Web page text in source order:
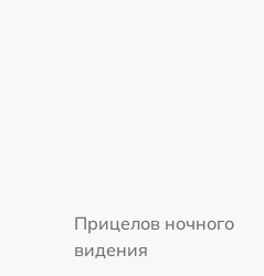
Прицелов ночного
видения